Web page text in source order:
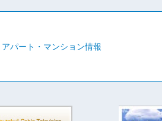
アパート・マンション情報